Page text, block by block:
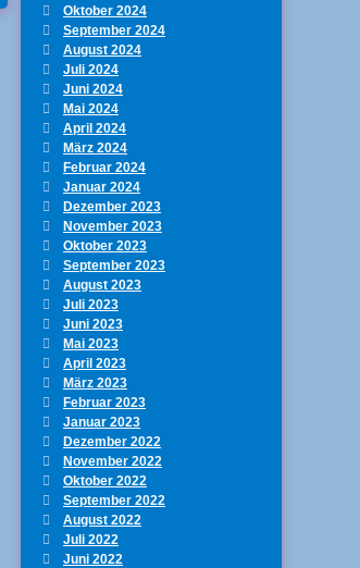
Oktober 2024
September 2024
August 2024
Juli 2024
Juni 2024
Mai 2024
April 2024
März 2024
Februar 2024
Januar 2024
Dezember 2023
November 2023
Oktober 2023
September 2023
August 2023
Juli 2023
Juni 2023
Mai 2023
April 2023
März 2023
Februar 2023
Januar 2023
Dezember 2022
November 2022
Oktober 2022
September 2022
August 2022
Juli 2022
Juni 2022